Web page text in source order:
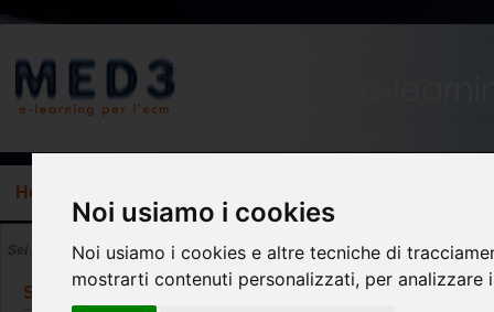
Noi usiamo i cookies
Noi usiamo i cookies e altre tecniche di
mostrarti contenuti personalizzati, per
Home
Sei in: Home>> Segnala errore
Segnala errore